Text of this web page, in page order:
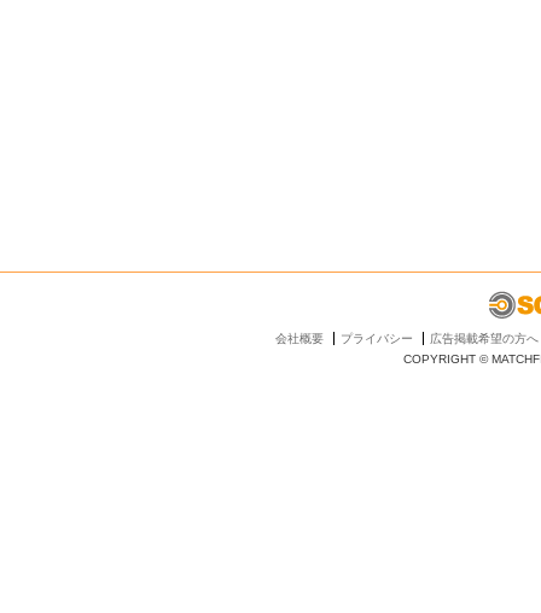
会社概要 プライバシー
広告掲載希望の方へ
COPYRIGHT ©